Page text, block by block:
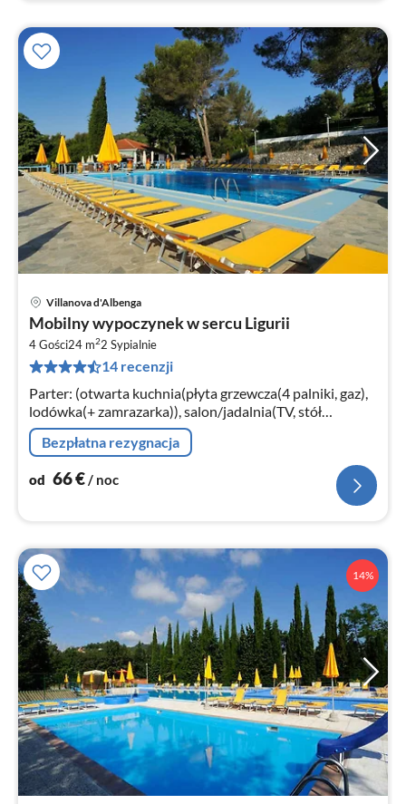
Villanova d'Albenga
Mobilny wypoczynek w sercu Ligurii
4 Gości24 m22 Sypialnie
14 recenzji
Parter: (otwarta kuchnia(płyta grzewcza(4 palniki, gaz),
lodówka(+ zamrazarka)), salon/jadalnia(TV, stół
jadalniany, zestaw wypoczynkowy), sypialnia(łóżko 2-
osobowe)
Bezpłatna rezygnacja
od 66€/ noc
14%